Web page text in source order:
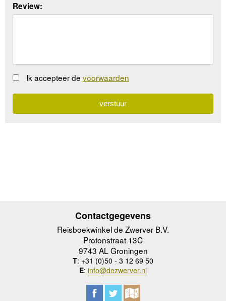
Review:
Ik accepteer de voorwaarden
Contactgegevens
Reisboekwinkel de Zwerver B.V.
Protonstraat 13C
9743 AL Groningen
T: +31 (0)50 - 3 12 69 50
E: info@dezwerver.nl